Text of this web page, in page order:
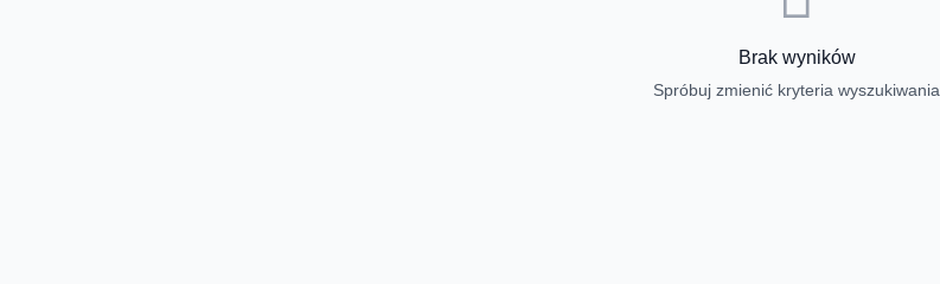
Brak wyników
Spróbuj zmienić kryteria wyszukiwania